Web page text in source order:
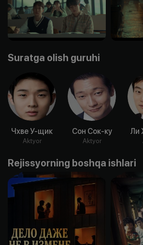
Suratga olish guruhi
Чхве У-щик
Aktyor
Сон Сок-ку
Aktyor
Ли
Rejissyorning boshqa ishlari